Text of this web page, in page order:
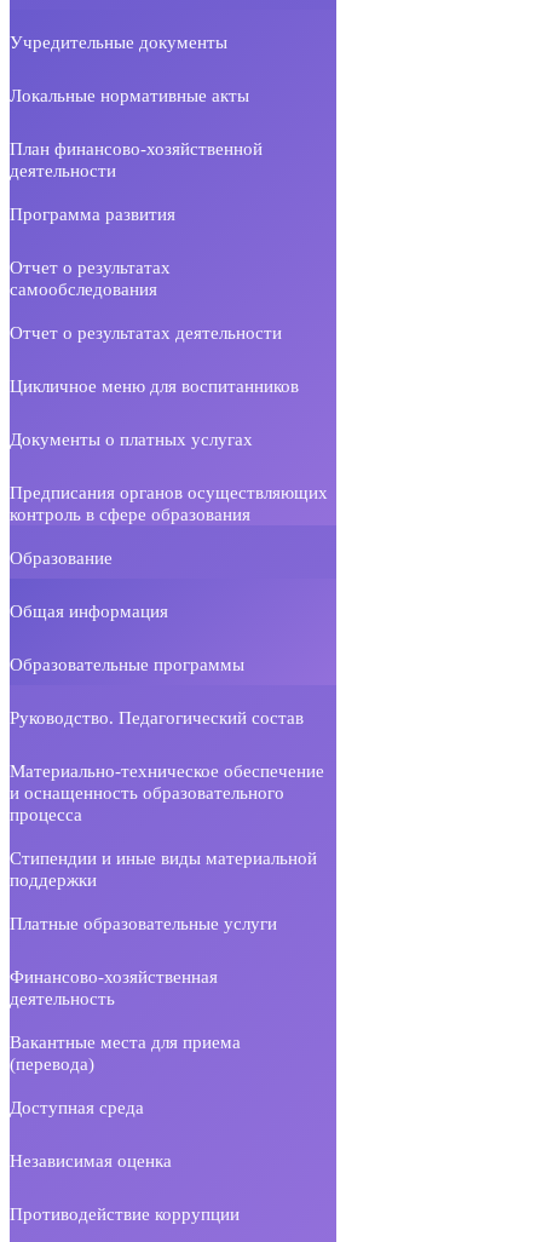
Учредительные документы
Локальные нормативные акты
План финансово-хозяйственной
деятельности
Программа развития
Отчет о результатах
самообследования
Отчет о результатах деятельности
Цикличное меню для воспитанников
Документы о платных услугах
Предписания органов осуществляющих
контроль в сфере образования
Образование
Общая информация
Образовательные программы
Руководство. Педагогический состав
Материально-техническое обеспечение
и оснащенность образовательного
процесса
Стипендии и иные виды материальной
поддержки
Платные образовательные услуги
Финансово-хозяйственная
деятельность
Вакантные места для приема
(перевода)
Доступная среда
Независимая оценка
Противодействие коррупции